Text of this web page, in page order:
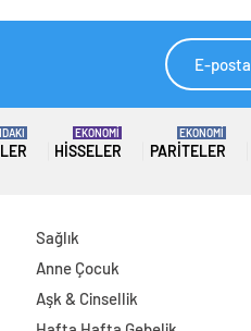
HISSELER
EKONOMİ
PARITELER
EKONOMİ
Sağlık
Anne Çocuk
Aşk & Cinsellik